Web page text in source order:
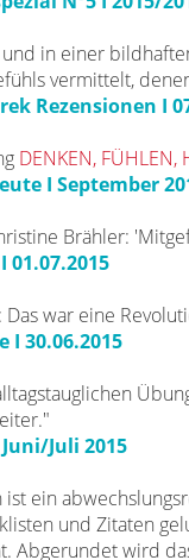
und in einer
vermittelt,
Rezensionen I
DENKEN, FÜHLEN,
I September
Brähler:
01.07.2015
war eine
I 30.06.2015
Juli 2015
ist ein
und Zitaten
Abgerundet wird